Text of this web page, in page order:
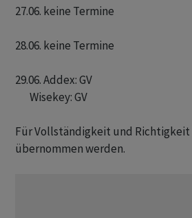
27.06. keine Termine
28.06. keine Termine
29.06. Addex: GV
       Wisekey: GV
Für Vollständigkeit und Richtigkeit
übernommen werden.